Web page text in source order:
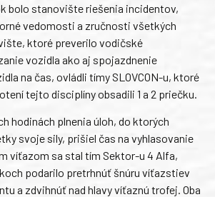
bolo stanovište riešenia incidentov,
vedomosti a zručnosti všetkých
ktoré preverilo vodičské
vozidla ako aj spojazdnenie
na čas, ovládli tímy SLOVCON-u, ktoré
tejto disciplíny obsadili 1 a 2 priečku.
hodinách plnenia úloh, do ktorých
svoje sily, prišiel čas na vyhlasovanie
víťazom sa stal tím Sektor-u 4 Alfa,
podarilo pretrhnúť šnúru víťazstiev
a zdvihnúť nad hlavy víťaznú trofej. Oba